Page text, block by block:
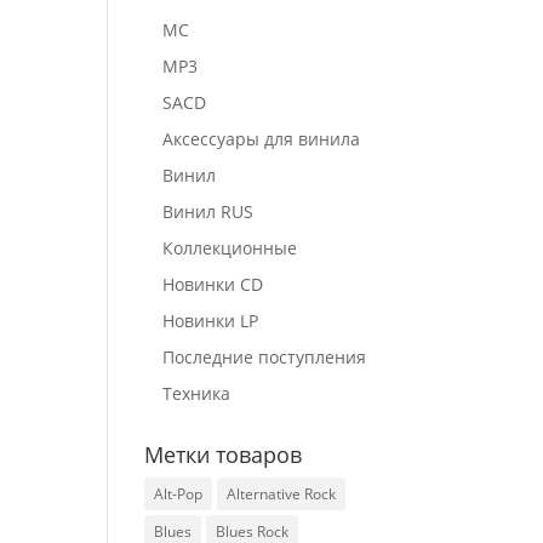
MC
MP3
SACD
Аксессуары для винила
Винил
Винил RUS
Коллекционные
Новинки CD
Новинки LP
Последние поступления
Техника
Метки товаров
Alt-Pop
Alternative Rock
Blues
Blues Rock